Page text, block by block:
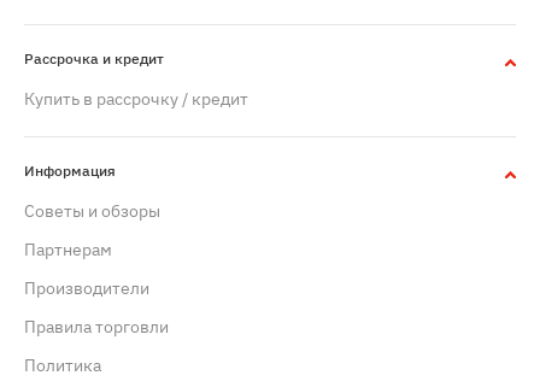
Рассрочка и кредит
Купить в рассрочку / кредит
Информация
Советы и обзоры
Партнерам
Производители
Правила торговли
Политика